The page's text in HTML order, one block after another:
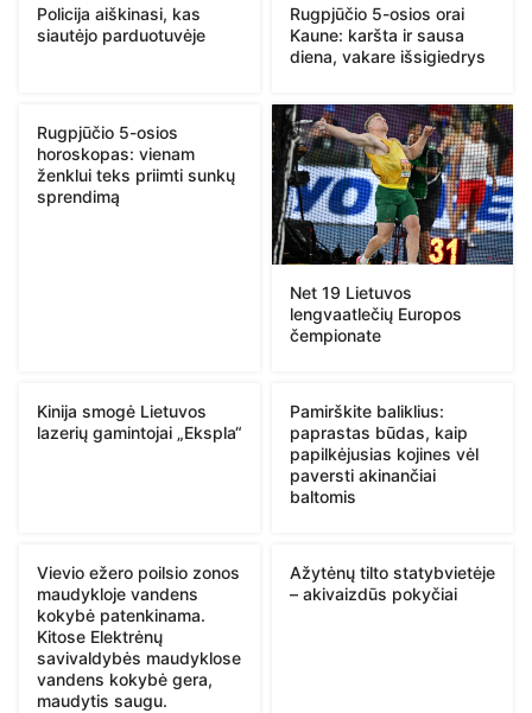
Policija aiškinasi, kas
siautėjo parduotuvėje
Rugpjūčio 5-osios orai
Kaune: karšta ir sausa
diena, vakare išsigiedrys
Rugpjūčio 5-osios
horoskopas: vienam
ženklui teks priimti sunkų
sprendimą
Net 19 Lietuvos
lengvaatlečių Europos
čempionate
Kinija smogė Lietuvos
lazerių gamintojai „Ekspla“
Pamirškite baliklius:
paprastas būdas, kaip
papilkėjusias kojines vėl
paversti akinančiai
baltomis
Vievio ežero poilsio zonos
maudykloje vandens
kokybė patenkinama.
Kitose Elektrėnų
savivaldybės maudyklose
vandens kokybė gera,
maudytis saugu.
Ažytėnų tilto statybvietėje
– akivaizdūs pokyčiai